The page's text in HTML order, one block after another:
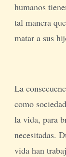
humanos
tal manera
matar a sus
La
como
la vida, para
necesitadas.
vida han